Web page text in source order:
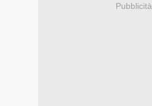
Pubblicità